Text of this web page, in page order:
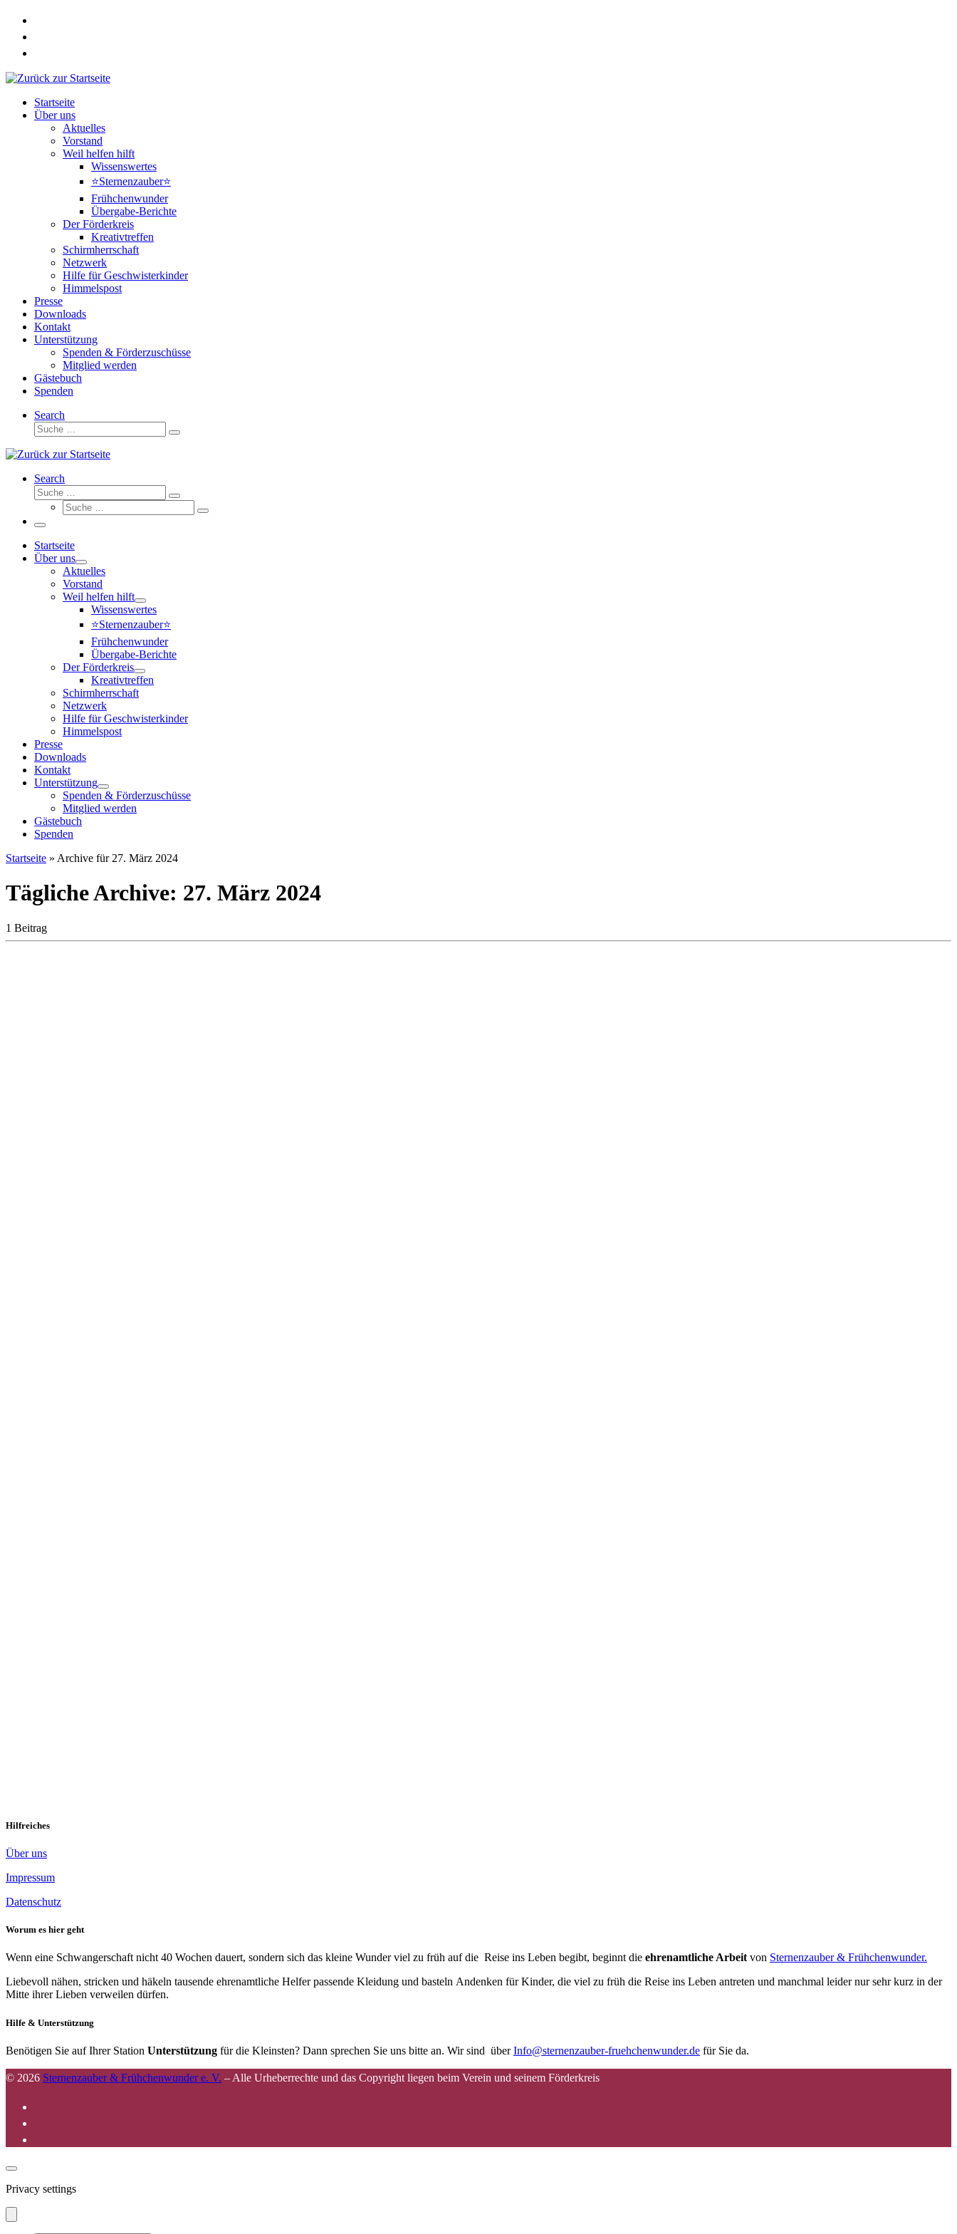
Zum
springen
Startseite
Über uns
Aktuelles
Vorstand
Weil helfen hilft
Wissenswertes
⭐Sternenzauber⭐
Frühchenwunder
Übergabe-Berichte
Der Förderkreis
Kreativtreffen
Schirmherrschaft
Netzwerk
Hilfe für Geschwisterkinder
Himmelspost
Presse
Downloads
Kontakt
Unterstützung
Spenden & Förderzuschüsse
Mitglied werden
Gästebuch
Spenden
Search
Suche
Suche
Search
Suche
Suche
Suche
Suche
Menü
Startseite
Über uns
Aktuelles
Vorstand
Weil helfen hilft
Wissenswertes
⭐Sternenzauber⭐
Frühchenwunder
Übergabe-Berichte
Der Förderkreis
Kreativtreffen
Schirmherrschaft
Netzwerk
Hilfe für Geschwisterkinder
Himmelspost
Presse
Downloads
Kontakt
Unterstützung
Spenden & Förderzuschüsse
Mitglied werden
Gästebuch
Spenden
Startseite » Archive für 27. März 2024
Tägliche Archive: 27. März 2024
1 Beitrag
Hilfreiches
Über uns
Impressum
Datenschutz
Worum es hier geht
Wenn eine Schwangerschaft nicht 40 Wochen dauert, sondern sich das kleine Wunder viel zu früh auf die Reise ins Leben begibt, beginnt die ehrenamtliche Arbeit von Sternenzauber & Frühchenwunder.
Liebevoll nähen, stricken und häkeln tausende ehrenamtliche Helfer passende Kleidung und basteln Andenken für Kinder, die viel zu früh die Reise ins Leben antreten und manchmal leider nur sehr kurz in der
Mitte ihrer Lieben verweilen dürfen.
Hilfe & Unterstützung
Benötigen Sie auf Ihrer Station Unterstützung für die Kleinsten? Dann sprechen Sie uns bitte an. Wir sind überInfo@sternenzauber-fruehchenwunder.de für Sie da.
© 2026 Sternenzauber & Frühchenwunder e. V. – Alle Urheberrechte und das Copyright liegen beim Verein und seinem Förderkreis
Privacy settings